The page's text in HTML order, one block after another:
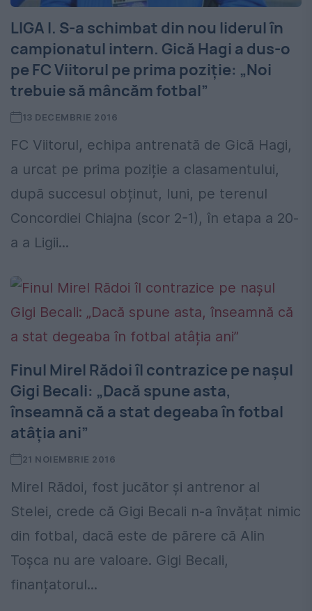
LIGA I. S-a schimbat din nou liderul în
campionatul intern. Gică Hagi a dus-o
pe FC Viitorul pe prima poziție: „Noi
trebuie să mâncăm fotbal”
13 DECEMBRIE 2016
FC Viitorul, echipa antrenată de Gică Hagi,
a urcat pe prima poziție a clasamentului,
după succesul obținut, luni, pe terenul
Concordiei Chiajna (scor 2-1), în etapa a 20-
a a Ligii...
Finul Mirel Rădoi îl contrazice pe nașul
Gigi Becali: „Dacă spune asta,
înseamnă că a stat degeaba în fotbal
atâția ani”
21 NOIEMBRIE 2016
Mirel Rădoi, fost jucător și antrenor al
Stelei, crede că Gigi Becali n-a învățat nimic
din fotbal, dacă este de părere că Alin
Toșca nu are valoare. Gigi Becali,
finanțatorul...